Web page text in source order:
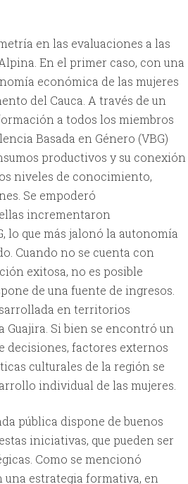
en las evaluaciones a las
En el primer caso, con una
económica de las mujeres
del Cauca. A través de un
a todos los miembros
Basada en Género (VBG)
productivos y su conexión
niveles de conocimiento,
Se empoderó
incrementaron
lo que más jalonó la autonomía
Cuando no se cuenta con
exitosa, no es posible
de una fuente de ingresos.
en territorios
Guajira. Si bien se encontró un
factores externos
culturales de la región se
individual de las mujeres.
pública dispone de buenos
iniciativas, que pueden ser
Como se mencionó
estrategia formativa, en